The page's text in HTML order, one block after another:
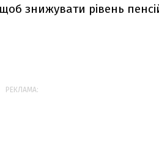
знижувати рівень
РЕКЛАМА: